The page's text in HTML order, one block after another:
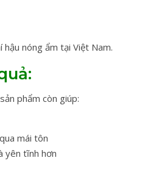
nóng ẩm tại Việt Nam.
phẩm còn giúp:
mái tôn
yên tĩnh hơn